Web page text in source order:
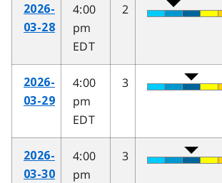
2026-
03-28
4:00
pm
EDT
2
2026-
03-29
4:00
pm
EDT
3
2026-
03-30
4:00
pm
3